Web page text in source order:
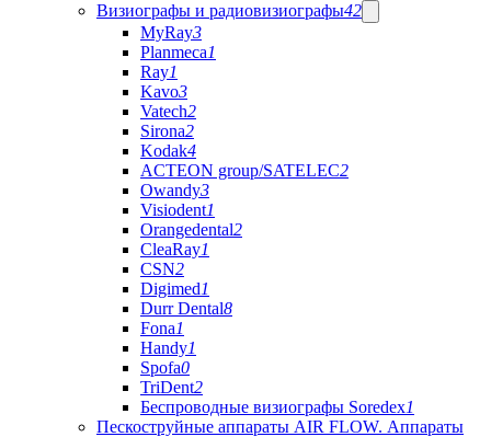
Визиографы и радиовизиографы42
MyRay3
Planmeca1
Ray1
Kavo3
Vatech2
Sirona2
Kodak4
ACTEON group/SATELEC2
Owandy3
Visiodent1
Orangedental2
CleaRay1
CSN2
Digimed1
Durr Dental8
Fona1
Handy1
Spofa0
TriDent2
Беспроводные визиографы Soredex1
Пескоструйные аппараты AIR FLOW. Аппараты